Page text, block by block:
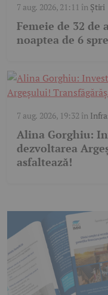
7 aug. 2026, 21:11 în Știri
Femeie de 32
noaptea de 6
7 aug. 2026, 19:32 în
Alina Gorghiu:
dezvoltarea
asfaltează!